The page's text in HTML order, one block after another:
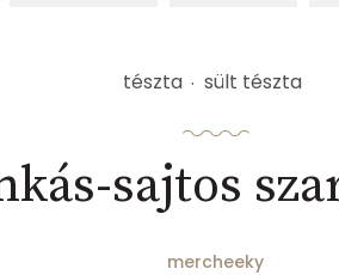
tészta sült tészta
sajtos
mercheeky